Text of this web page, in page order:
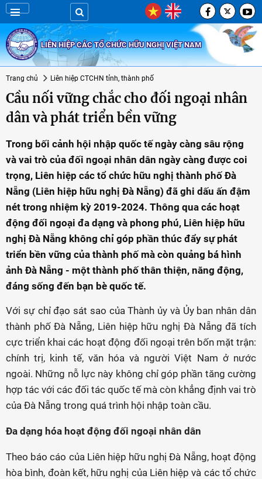
LIÊN HIỆP CÁC TỔ CHỨC HỮU NGHỊ VIỆT NAM
Trang chủ Liên hiệp CTCHN tỉnh, thành phố
Cầu nối vững chắc cho đối ngoại nhân
dân và phát triển bền vững
Trong bối cảnh hội nhập quốc tế ngày càng sâu rộng
và vai trò của đối ngoại nhân dân ngày càng được coi
trọng, Liên hiệp các tổ chức hữu nghị thành phố Đà
Nẵng (Liên hiệp hữu nghị Đà Nẵng) đã ghi dấu ấn đậm
nét trong nhiệm kỳ 2019-2024. Thông qua các hoạt
động đối ngoại đa dạng và phong phú, Liên hiệp hữu
nghị Đà Nẵng không chỉ góp phần thúc đẩy sự phát
triển bền vững của thành phố mà còn quảng bá hình
ảnh Đà Nẵng - một thành phố thân thiện, năng động,
đáng sống đến bạn bè quốc tế.
Với sự chỉ đạo sát sao của Thành ủy và Ủy ban nhân dân
thành phố Đà Nẵng, Liên hiệp hữu nghị Đà Nẵng đã tích
cực triển khai các hoạt động đối ngoại trên bốn mặt trận:
chính trị, kinh tế, văn hóa và người Việt Nam ở nước
ngoài. Những nỗ lực này không chỉ góp phần tăng cường
hợp tác với các đối tác quốc tế mà còn khẳng định vai trò
của Đà Nẵng trong quá trình hội nhập toàn cầu.
Đa dạng hóa hoạt động đối ngoại nhân dân
Theo báo cáo của Liên hiệp hữu nghị Đà Nẵng, hoạt động
hòa bình, đoàn kết, hữu nghị của Liên hiệp và các tổ chức